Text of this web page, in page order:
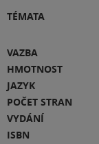
TÉMATA
VAZBA
HMOTNOST
JAZYK
POČET STRAN
VYDÁNÍ
ISBN